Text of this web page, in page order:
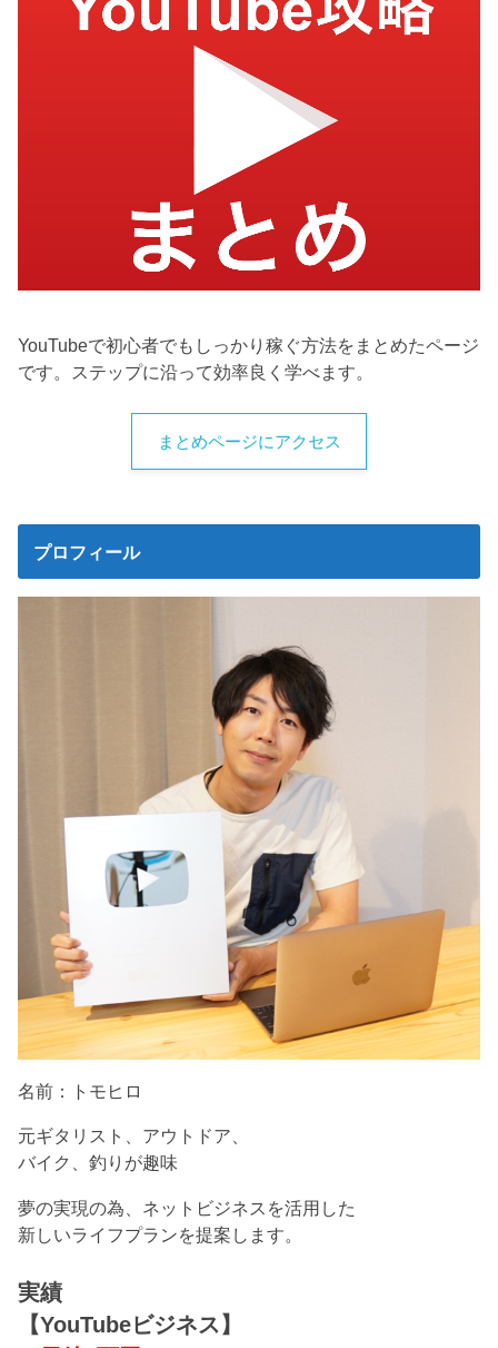
YouTubeで初心者でもしっかり稼ぐ方法をまとめたページ
です。ステップに沿って効率良く学べます。
まとめページにアクセス
プロフィール
名前：トモヒロ
元ギタリスト、アウトドア、
バイク、釣りが趣味
夢の実現の為、ネットビジネスを活用した
新しいライフプランを提案します。
実績
【YouTubeビジネス】